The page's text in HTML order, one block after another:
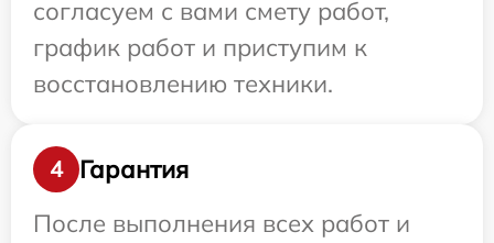
согласуем с вами смету работ,
график работ и приступим к
восстановлению техники.
4
Гарантия
После выполнения всех работ и